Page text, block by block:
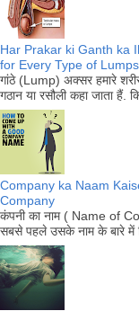
Har Prakar ki Ganth ka
for Every Type of Lumps
गांठे (Lump) अक्सर हमारे
गठान या रसौली कहा जाता हैं.
Company ka Naam
Company
कंपनी का नाम ( Name of
सबसे पहले उसके नाम के बारे में